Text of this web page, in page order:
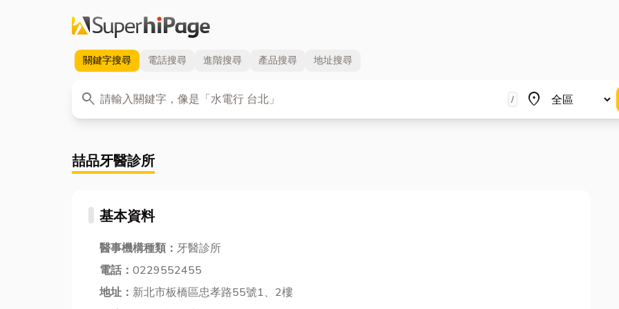
關鍵字搜尋 電話搜尋 進階搜尋 產品搜尋 地址搜尋
search
關鍵字 / place
地區
喆品牙醫診所
基本資料
醫事機構種類： 牙醫診所
電話： 0229552455
地址： 新北市板橋區忠孝路55號1、2樓